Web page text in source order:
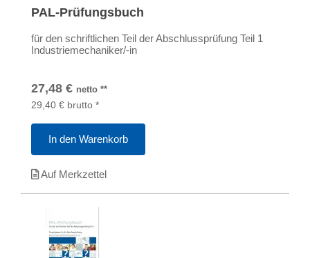
PAL-Prüfungsbuch
für den schriftlichen Teil der Abschlussprüfung Teil 1
Industriemechaniker/-in
27,48 € netto **
29,40 € brutto *
In den Warenkorb
Auf Merkzettel